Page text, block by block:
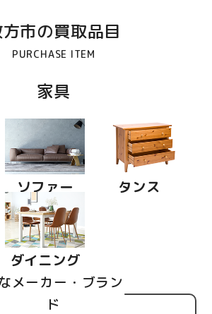
市の買取品目
PURCHASE ITEM
家具
ソファー タンス
ダイニング
メーカー・ブラン
ド